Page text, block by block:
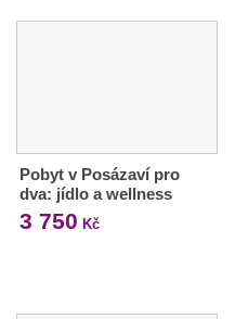
Pobyt v Posázaví pro
dva: jídlo a wellness
3 750 Kč